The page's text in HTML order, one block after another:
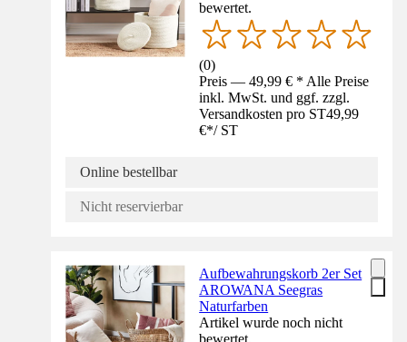
bewertet.
(0)
Preis — 49,99 € * Alle Preise
inkl. MwSt. und ggf. zzgl.
Versandkosten pro ST49,99
€*/ ST
Online bestellbar
Nicht reservierbar
Aufbewahrungskorb 2er Set
AROWANA Seegras
Naturfarben
Artikel wurde noch nicht
bewertet.